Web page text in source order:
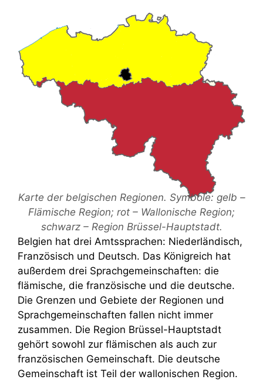
Karte der belgischen Regionen. Symbole: gelb –
Flämische Region; rot – Wallonische Region;
schwarz – Region Brüssel-Hauptstadt.
Belgien hat drei Amtssprachen: Niederländisch,
Französisch und Deutsch. Das Königreich hat
außerdem drei Sprachgemeinschaften: die
flämische, die französische und die deutsche.
Die Grenzen und Gebiete der Regionen und
Sprachgemeinschaften fallen nicht immer
zusammen. Die Region Brüssel-Hauptstadt
gehört sowohl zur flämischen als auch zur
französischen Gemeinschaft. Die deutsche
Gemeinschaft ist Teil der wallonischen Region.